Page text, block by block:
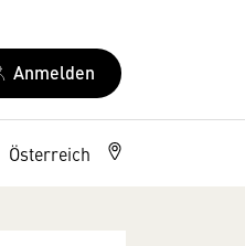
Anmelden
Österreich